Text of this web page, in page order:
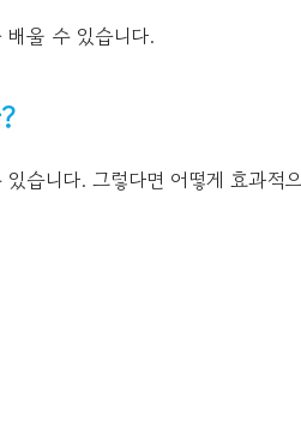
배울 수 있습니다.
습니다. 그렇다면 어떻게 효과적